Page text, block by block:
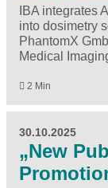
IBA integrates
into dosimetry
PhantomX
Medical
2 Min
30.10.2025
„New